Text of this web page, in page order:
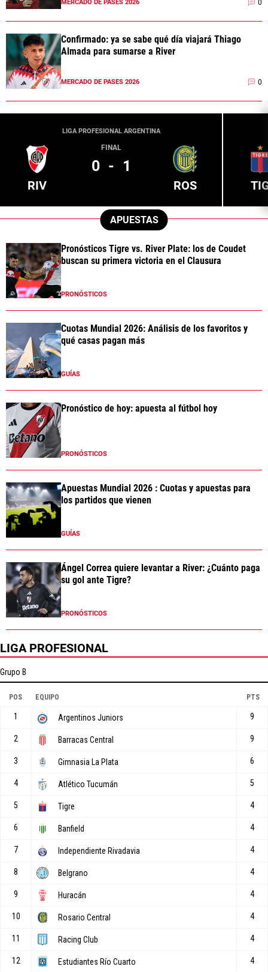
MERCADO DE PASES 2026 0
Confirmado: ya se sabe qué día viajará Thiago
Almada para sumarse a River
MERCADO DE PASES 2026 0
LIGA PROFESIONAL ARGENTINA
RIV
FINAL
0 - 1
ROS
APUESTAS
Pronósticos Tigre vs. River Plate: los de Coudet
buscan su primera victoria en el Clausura
PRONÓSTICOS
Cuotas Mundial 2026: Análisis de los favoritos y
qué casas pagan más
GUÍAS
Pronóstico de hoy: apuesta al fútbol hoy
PRONÓSTICOS
Apuestas Mundial 2026 : Cuotas y apuestas para
los partidos que vienen
GUÍAS
Ángel Correa quiere levantar a River: ¿Cuánto paga
su gol ante Tigre?
PRONÓSTICOS
LIGA PROFESIONAL